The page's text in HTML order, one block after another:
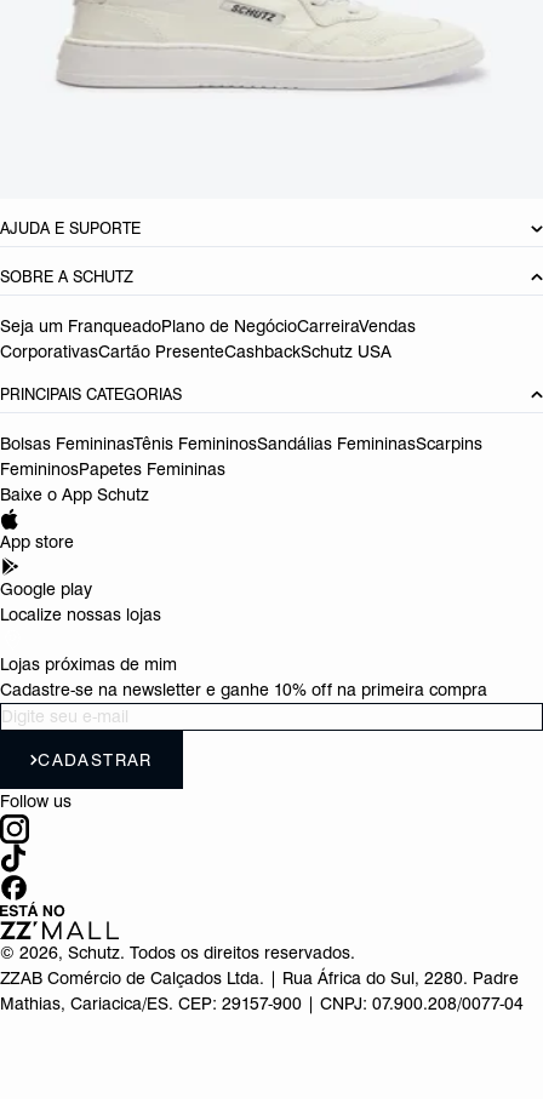
CARACTERÍSTICAS
Material: Multimaterial
Cor: Branco
AJUDA E SUPORTE
SOBRE A SCHUTZ
Seja um FranqueadoPlano de NegócioCarreiraVendas
CorporativasCartão PresenteCashbackSchutz USA
PRINCIPAIS CATEGORIAS
Bolsas FemininasTênis FemininosSandálias FemininasScarpins
FemininosPapetes Femininas
Baixe o App Schutz
App store
Google play
Localize nossas lojas
Lojas próximas de mim
Cadastre-se na newsletter e ganhe 10% off na primeira compra
CADASTRAR
Follow us
© 2026, Schutz. Todos os direitos reservados.
ZZAB Comércio de Calçados Ltda. | Rua África do Sul, 2280. Padre
Mathias, Cariacica/ES. CEP: 29157-900 | CNPJ: 07.900.208/0077-04